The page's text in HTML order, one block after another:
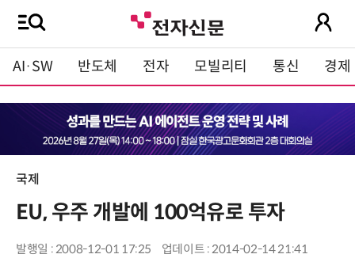
AI·SW 반도체 전자 모빌리티 통신 경제
국제
EU, 우주 개발에 100억유로 투자
발행일 : 2008-12-01 17:25
업데이트 : 2014-02-14 21:41